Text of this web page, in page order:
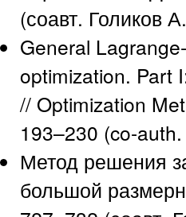
(соавт. Голиков
General
optimization. Part
// Optimization
193–230 (co-
Метод решения
большой